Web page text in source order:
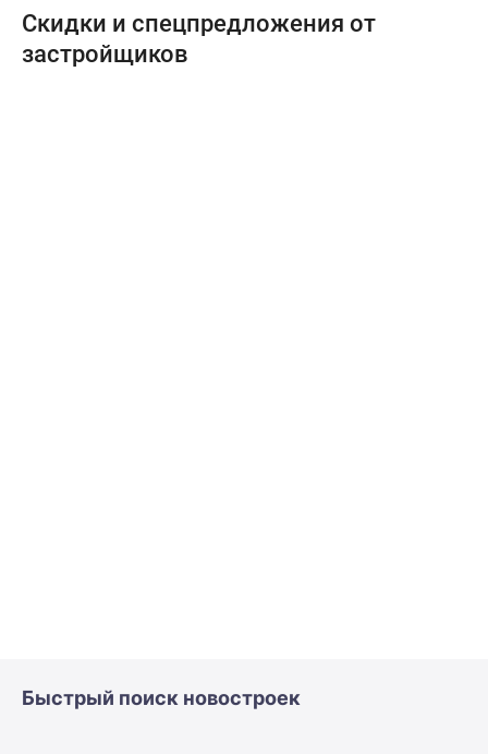
Скидки и спецпредложения от
застройщиков
Быстрый поиск новостроек